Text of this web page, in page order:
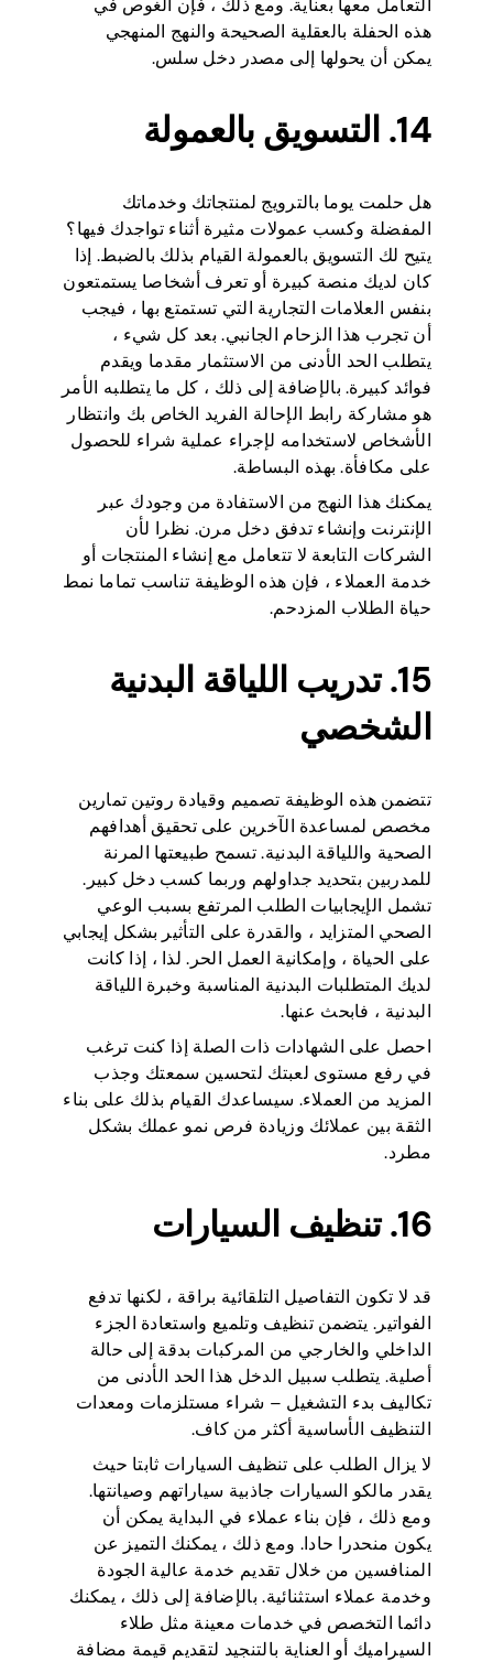
التعامل معها بعناية. ومع ذلك ، فإن الغوص في
هذه الحفلة بالعقلية الصحيحة والنهج المنهجي
يمكن أن يحولها إلى مصدر دخل سلس.
14. التسويق بالعمولة
هل حلمت يوما بالترويج لمنتجاتك وخدماتك
المفضلة وكسب عمولات مثيرة أثناء تواجدك فيها؟
يتيح لك التسويق بالعمولة القيام بذلك بالضبط. إذا
كان لديك منصة كبيرة أو تعرف أشخاصا يستمتعون
بنفس العلامات التجارية التي تستمتع بها ، فيجب
أن تجرب هذا الزحام الجانبي. بعد كل شيء ،
يتطلب الحد الأدنى من الاستثمار مقدما ويقدم
فوائد كبيرة. بالإضافة إلى ذلك ، كل ما يتطلبه الأمر
هو مشاركة رابط الإحالة الفريد الخاص بك وانتظار
الأشخاص لاستخدامه لإجراء عملية شراء للحصول
على مكافأة. بهذه البساطة.
يمكنك هذا النهج من الاستفادة من وجودك عبر
الإنترنت وإنشاء تدفق دخل مرن. نظرا لأن
الشركات التابعة لا تتعامل مع إنشاء المنتجات أو
خدمة العملاء ، فإن هذه الوظيفة تناسب تماما نمط
حياة الطلاب المزدحم.
15. تدريب اللياقة البدنية
الشخصي
تتضمن هذه الوظيفة تصميم وقيادة روتين تمارين
مخصص لمساعدة الآخرين على تحقيق أهدافهم
الصحية واللياقة البدنية. تسمح طبيعتها المرنة
للمدربين بتحديد جداولهم وربما كسب دخل كبير.
تشمل الإيجابيات الطلب المرتفع بسبب الوعي
الصحي المتزايد ، والقدرة على التأثير بشكل إيجابي
على الحياة ، وإمكانية العمل الحر. لذا ، إذا كانت
لديك المتطلبات البدنية المناسبة وخبرة اللياقة
البدنية ، فابحث عنها.
احصل على الشهادات ذات الصلة إذا كنت ترغب
في رفع مستوى لعبتك لتحسين سمعتك وجذب
المزيد من العملاء. سيساعدك القيام بذلك على بناء
الثقة بين عملائك وزيادة فرص نمو عملك بشكل
مطرد.
16. تنظيف السيارات
قد لا تكون التفاصيل التلقائية براقة ، لكنها تدفع
الفواتير. يتضمن تنظيف وتلميع واستعادة الجزء
الداخلي والخارجي من المركبات بدقة إلى حالة
أصلية. يتطلب سبيل الدخل هذا الحد الأدنى من
تكاليف بدء التشغيل – شراء مستلزمات ومعدات
التنظيف الأساسية أكثر من كاف.
لا يزال الطلب على تنظيف السيارات ثابتا حيث
يقدر مالكو السيارات جاذبية سياراتهم وصيانتها.
ومع ذلك ، فإن بناء عملاء في البداية يمكن أن
يكون منحدرا حادا. ومع ذلك ، يمكنك التميز عن
المنافسين من خلال تقديم خدمة عالية الجودة
وخدمة عملاء استثنائية. بالإضافة إلى ذلك ، يمكنك
دائما التخصص في خدمات معينة مثل طلاء
السيراميك أو العناية بالتنجيد لتقديم قيمة مضافة